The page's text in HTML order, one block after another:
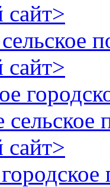
сайт>
сайт>
сайт>